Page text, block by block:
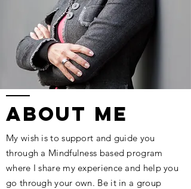
ABOUT ME
My wish is to support and guide you
through a Mindfulness based program
where I share my experience and help you
go through your own. Be it in a group